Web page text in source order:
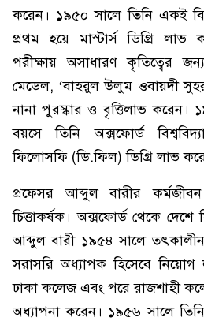
করেন। ১৯৫০ সালে তিনি একই
প্রথম হয়ে মাস্টার্স ডিগ্রি লাভ
পরীক্ষায় অসাধারণ কৃতিত্বের
মেডেল, ‘বাহরুল উলুম ওবায়দী
নানা পুরস্কার ও বৃত্তিলাভ করেন।
বয়সে তিনি অক্সফোর্ড
ফিলোসফি (ডি.ফিল) ডিগ্রি লাভ
প্রফেসর আব্দুল বারীর
চিত্তাকর্ষক। অক্সফোর্ড থেকে
আব্দুল বারী ১৯৫৪ সালে তৎকালীন
সরাসরি অধ্যাপক হিসেবে নিয়োগ
ঢাকা কলেজ এবং পরে রাজশাহী
অধ্যাপনা করেন। ১৯৫৬ সালে তিনি